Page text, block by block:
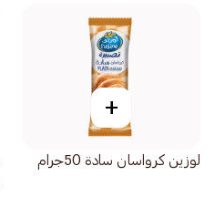
+
لوزين كرواسان سادة 50جرام